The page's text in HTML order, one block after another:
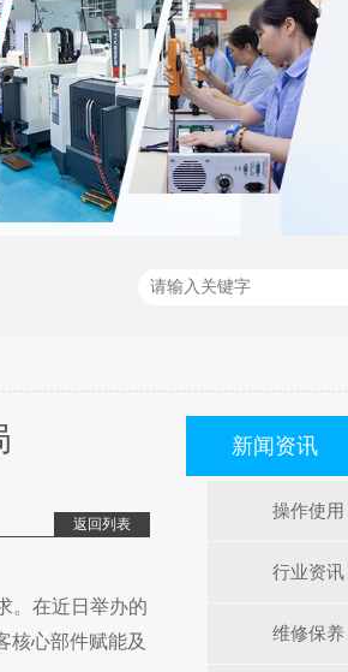
返回列表
。在近日举办的
核心部件赋能及
新闻资讯
操作使用
行业资讯
维修保养